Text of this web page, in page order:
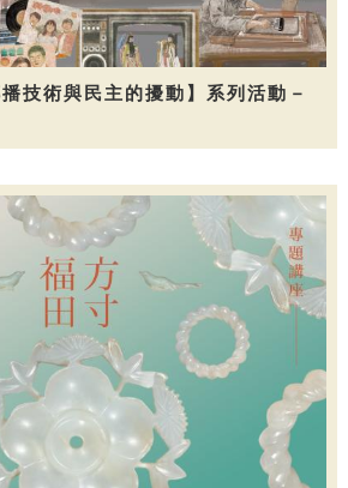
技術與民主的擾動】系列活動－